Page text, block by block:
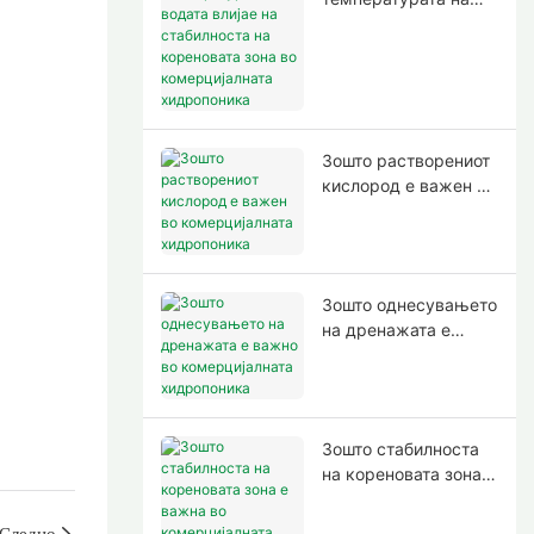
Зошто растворениот
кислород е важен во
Зошто однесувањето
на дренажата е
Зошто стабилноста
на кореновата зона е